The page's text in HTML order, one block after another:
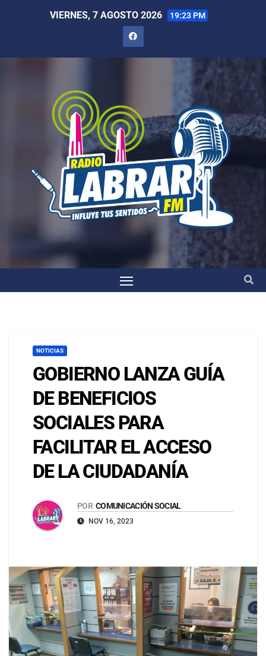
VIERNES, 7 AGOSTO 2026 19:23 PM
NOTICIAS
GOBIERNO LANZA GUÍA
DE BENEFICIOS
SOCIALES PARA
FACILITAR EL ACCESO
DE LA CIUDADANÍA
POR COMUNICACIÓN SOCIAL
NOV 16, 2023